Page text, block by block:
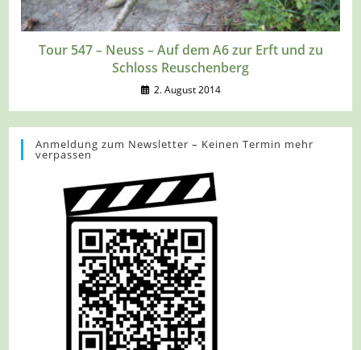
Tour 547 – Neuss – Auf dem A6 zur Erft und zu
Schloss Reuschenberg
2. August 2014
Anmeldung zum Newsletter – Keinen Termin mehr
verpassen